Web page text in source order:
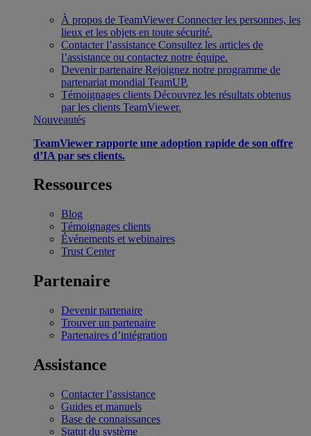
À propos de TeamViewer Connecter les personnes, les
lieux et les objets en toute sécurité.
Contacter l’assistance Consultez les articles de
l’assistance ou contactez notre équipe.
Devenir partenaire Rejoignez notre programme de
partenariat mondial TeamUP.
Témoignages clients Découvrez les résultats obtenus
par les clients TeamViewer.
Nouveautés
TeamViewer rapporte une adoption rapide de son offre
d’IA par ses clients.
Ressources
Blog
Témoignages clients
Événements et webinaires
Trust Center
Partenaire
Devenir partenaire
Trouver un partenaire
Partenaires d’intégration
Assistance
Contacter l’assistance
Guides et manuels
Base de connaissances
Statut du système